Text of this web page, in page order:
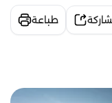
طباعة